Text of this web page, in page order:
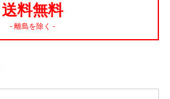
送料無料
- 離島を除く -